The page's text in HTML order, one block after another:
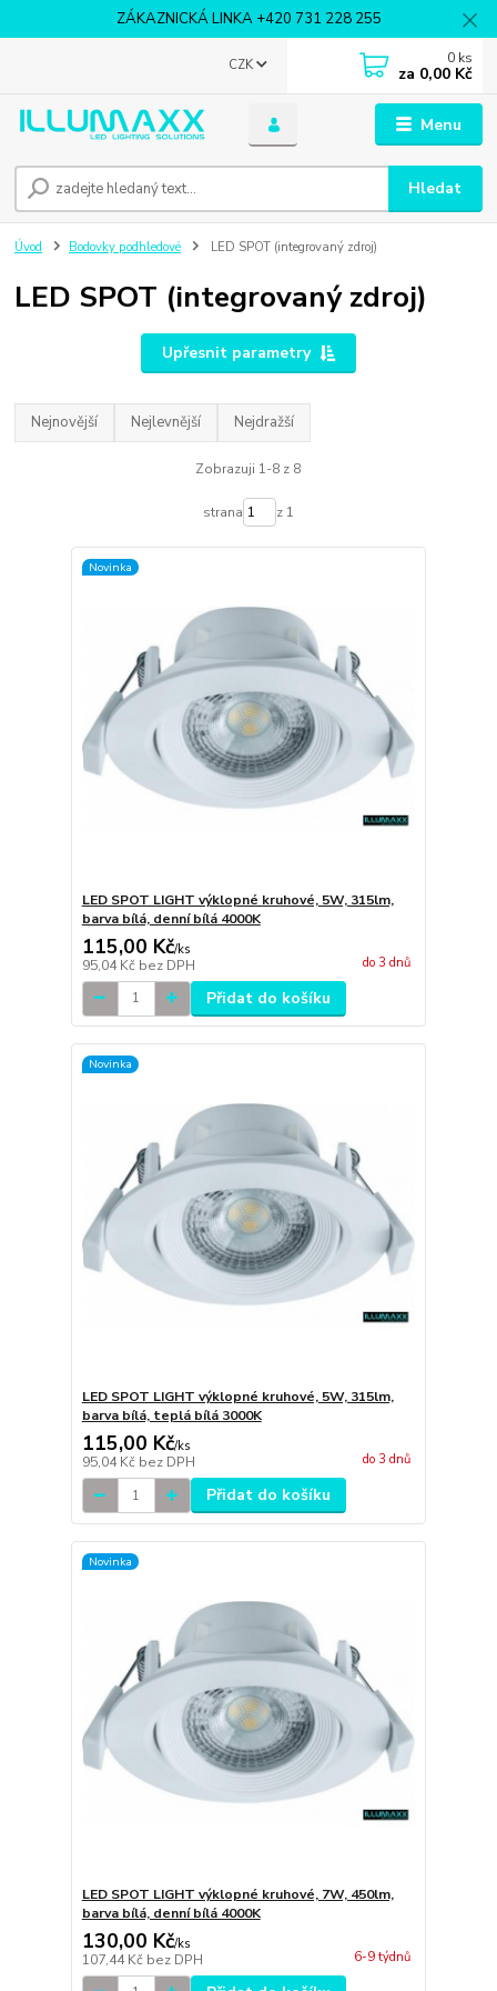
ZÁKAZNICKÁ LINKA +420 731 228 255
Menu
CZK
Hledat
0 ks
za 0,00 Kč
Úvod Bodovky podhledové LED SPOT (integrovaný zdroj)
LED SPOT (integrovaný zdroj)
Upřesnit parametry
Nejnovější Nejlevnější Nejdražší
Zobrazuji 1-8 z 8
strana z 1
Novinka
LED SPOT LIGHT výklopné kruhové, 5W, 315lm,
barva bílá, denní bílá 4000K
115,00 Kč/ks
95,04 Kč bez DPH do 3 dnů
Přidat do košíku
Novinka
LED SPOT LIGHT výklopné kruhové, 5W, 315lm,
barva bílá, teplá bílá 3000K
115,00 Kč/ks
95,04 Kč bez DPH do 3 dnů
Přidat do košíku
Novinka
LED SPOT LIGHT výklopné kruhové, 7W, 450lm,
barva bílá, denní bílá 4000K
130,00 Kč/ks
107,44 Kč bez DPH 6-9 týdnů